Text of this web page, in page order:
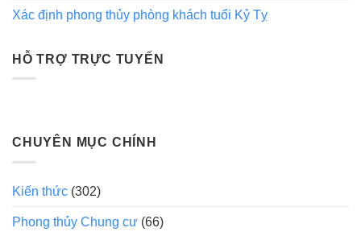
Xác định phong thủy phòng khách tuổi Kỷ Tỵ
HỖ TRỢ TRỰC TUYẾN
CHUYÊN MỤC CHÍNH
Kiến thức (302)
Phong thủy Chung cư (66)